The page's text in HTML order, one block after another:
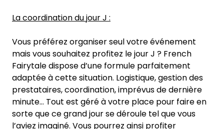
La coordination du jour J :
Vous préférez organiser seul votre événement
mais vous souhaitez profitez le jour J ? French
Fairytale dispose d’une formule parfaitement
adaptée à cette situation. Logistique, gestion des
prestataires, coordination, imprévus de dernière
minute… Tout est géré à votre place pour faire en
sorte que ce grand jour se déroule tel que vous
l’aviez imaginé. Vous pourrez ainsi profiter